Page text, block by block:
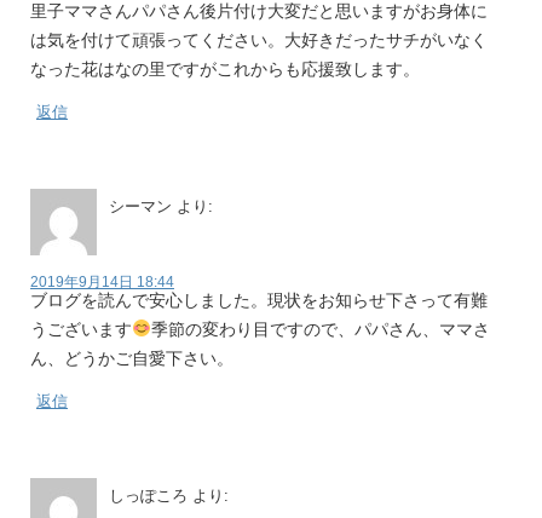
里子ママさんパパさん後片付け大変だと思いますがお身体に
は気を付けて頑張ってください。大好きだったサチがいなく
なった花はなの里ですがこれからも応援致します。
返信
シーマン より:
2019年9月14日 18:44
ブログを読んで安心しました。現状をお知らせ下さって有難
うございます
季節の変わり目ですので、パパさん、ママさ
ん、どうかご自愛下さい。
返信
しっぽころ より: